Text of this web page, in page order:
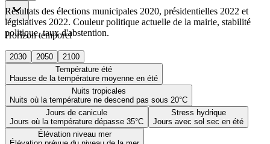
Horizon temporel
2030 2050
2100
Température été
Hausse de la température moyenne en été
Nuits tropicales
Nuits où la température ne descend pas sous 20°C
Jours de canicule
Jours où la température dépasse 35°C
Stress hydrique
Jours avec sol sec en été
Élévation niveau mer
Résultats des élections municipales 2020, présidentielles 2022 et
législatives 2022. Couleur politique actuelle de la mairie, stabilité
politique, taux d'abstention.